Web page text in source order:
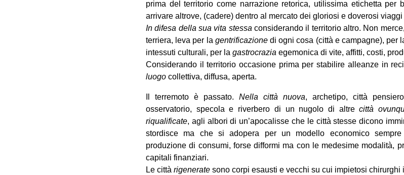
prima del territorio come narrazione retorica, utilissima etichetta per
arrivare altrove, (cadere) dentro al mercato dei gloriosi e doverosi
In difesa della sua vita stessa considerando il territorio altro. Non
terriera, leva per la gentrificazionedi ogni cosa (città e campagne), per
intessuti culturali, per la gastrocrazia egemonica di vite, affitti, costi,
Considerando il territorio occasione prima per stabilire alleanze in
luogo collettiva, diffusa, aperta.
Il terremoto è passato. Nella città nuova, archetipo, città
osservatorio, specola e riverbero di un nugolo di altrecittà
riqualificate, agli albori di un’apocalisse che le città stesse dicono
stordisce ma che si adopera per un modello economico sempre
produzione di consumi, forse difformi ma con le medesime modalità,
capitali finanziari.
Le città rigenerate sono corpi esausti e vecchi su cui impietosi chirurghi